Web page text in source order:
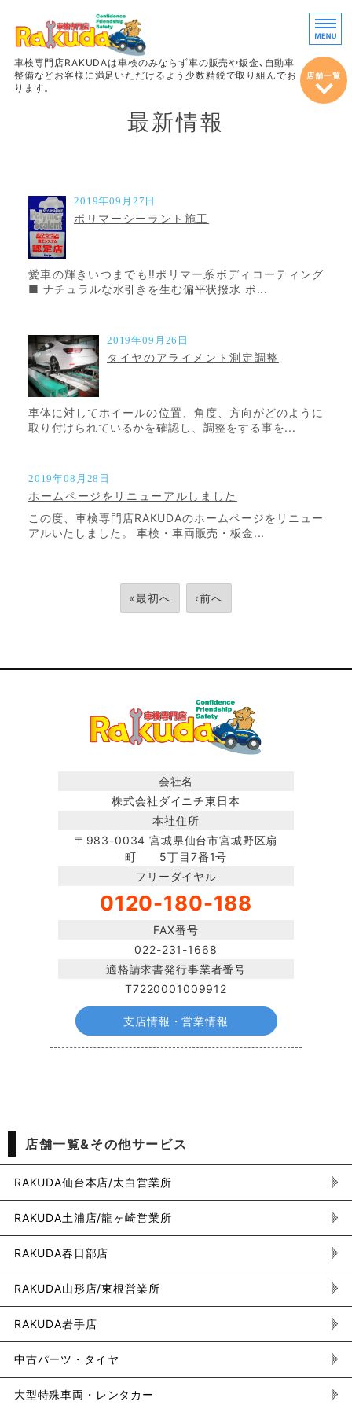
車両販売・
車検専門店RAKUDAは車検のみならず車の販売や鈑金､自動車
整備などお客様に満足いただけるよう少数精鋭で取り組んでお
ります。
鈑金・塗装
車両販売
最新情報
2019年09月27日
ポリマーシーラント施工
愛車の輝きいつまでも‼ポリマー系ボディコーティング
■ ナチュラルな水引きを生む偏平状撥水 ボ...
2019年09月26日
タイヤのアライメント測定調整
車体に対してホイールの位置、角度、方向がどのように
取り付けられているかを確認し、調整をする事を...
2019年08月28日
ホームページをリニューアルしました
この度、車検専門店RAKUDAのホームページをリニュー
アルいたしました。 車検・車両販売・板金...
«最初へ ‹前へ
会社名
株式会社ダイニチ東日本
本社住所
〒983-0034 宮城県仙台市宮城野区扇
町 5丁目7番1号
フリーダイヤル
0120-180-188
FAX番号
022-231-1668
適格請求書発行事業者番号
T7220001009912
支店情報・営業情報
店舗一覧&その他サービス
RAKUDA仙台本店/太白営業所
RAKUDA土浦店/龍ヶ崎営業所
RAKUDA春日部店
RAKUDA山形店/東根営業所
RAKUDA岩手店
中古パーツ・タイヤ
大型特殊車両・レンタカー
店舗一覧